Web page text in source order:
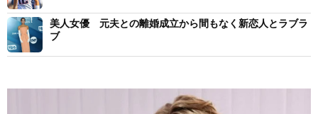
美人女優 元夫との離婚成立から間もなく新恋人とラブラ
ブ